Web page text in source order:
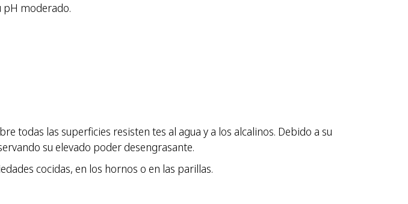
pH moderado.
todas las superficies resisten tes al agua y a los alcalinos. Debido a su
su elevado poder desengrasante.
cocidas, en los hornos o en las parillas.